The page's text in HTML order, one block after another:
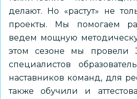
делают. Но «растут» не
проекты. Мы помогаем
ведем мощную
этом сезоне мы провели
специалистов
наставников команд, для
также обучили и